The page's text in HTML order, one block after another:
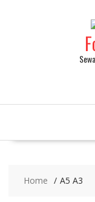
Home A5 A3